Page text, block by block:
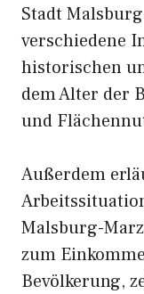
Stadt
verschiedene
historischen
dem Alter der
und
Außerdem
Malsburg-
zum
Bevölkerung,